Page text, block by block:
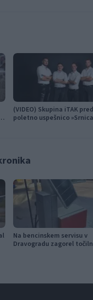
(VIDEO) Skupina iTAK
poletno uspešnico
Na bencinskem servisu v
Dravogradu zagorel